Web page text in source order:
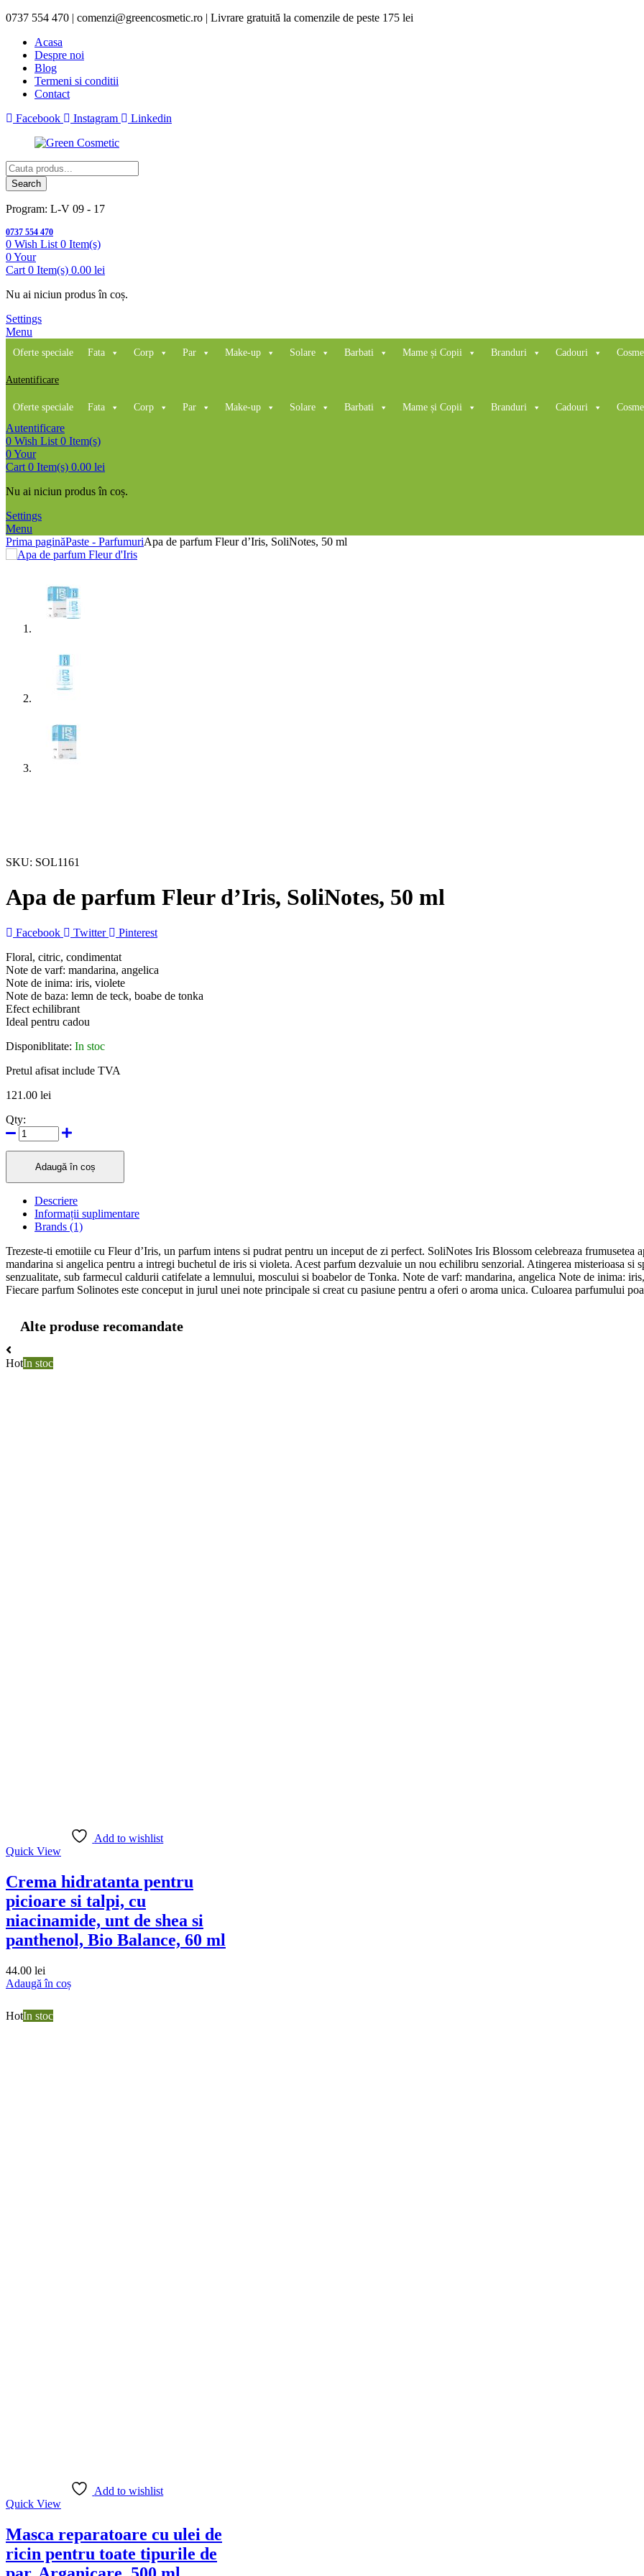
0737 554 470 | comenzi@greencosmetic.ro | Livrare gratuită la comenzile de peste 175 lei
Acasa
Despre noi
Blog
Termeni si conditii
Contact
Facebook
Instagram Linkedin
Products
search
Search
Program: L-V 09 - 17
0737 554 470
0 Wish List 0 Item(s)
0Your
Cart 0 Item(s) 0.00 lei
Nu ai niciun produs în coș.
Settings
Menu
Oferte speciale Fata Corp Par Make-up Solare Barbati Mame și Copii Branduri Cadouri
Autentificare
Oferte speciale Fata Corp Par Make-up Solare Barbati Mame și Copii Branduri Cadouri
Autentificare
0 Wish List 0 Item(s)
0Your
Cart 0 Item(s) 0.00 lei
Nu ai niciun produs în coș.
Settings
Menu
Prima paginăPaste - ParfumuriApa de parfum Fleur d’Iris, SoliNotes, 50 ml
SKU: SOL1161
Apa de parfum Fleur d’Iris, SoliNotes, 50 ml
Facebook Twitter
Pinterest
Floral, citric, condimentat
Note de varf: mandarina, angelica
Note de inima: iris, violete
Note de baza: lemn de teck, boabe de tonka
Efect echilibrant
Ideal pentru cadou
Disponiblitate: In stoc
Pretul afisat include TVA
121.00 lei
Qty:
Adaugă în coș
Descriere
Informații suplimentare
Brands (1)
Trezeste-ti emotiile cu Fleur d’Iris, un parfum intens si pudrat pentru un inceput de zi perfect. SoliNotes Iris Blossom celebreaza frumusetea
mandarina si angelica pentru a intregi buchetul de iris si violeta. Acest parfum dezvaluie un nou echilibru senzorial. Atingerea misterioasa
senzualitate, sub farmecul caldurii catifelate a lemnului, moscului si boabelor de Tonka. Note de varf: mandarina, angelica Note de inima:
Fiecare parfum Solinotes este conceput in jurul unei note principale si creat cu pasiune pentru a oferi o aroma unica. Culoarea parfumului
Alte produse recomandate
HotIn stoc
Add to wishlist
Quick View
Crema hidratanta pentru
picioare si talpi, cu
niacinamide, unt de shea si
panthenol, Bio Balance, 60 ml
44.00 lei
Adaugă în coș
HotIn stoc
Add to wishlist
Quick View
Masca reparatoare cu ulei de
ricin pentru toate tipurile de